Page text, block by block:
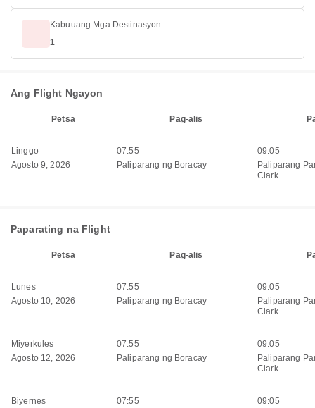
Kabuuang Mga Destinasyon
1
Ang Flight Ngayon
Petsa Pag-alis
Linggo
Agosto 9, 2026
07:55
Paliparang ng Boracay
09:05
Paliparang
Clark
Paparating na Flight
Petsa Pag-alis
Lunes
Agosto 10, 2026
07:55
Paliparang ng Boracay
09:05
Paliparang
Clark
Miyerkules
Agosto 12, 2026
07:55
Paliparang ng Boracay
09:05
Paliparang
Clark
Biyernes
07:55
09:05